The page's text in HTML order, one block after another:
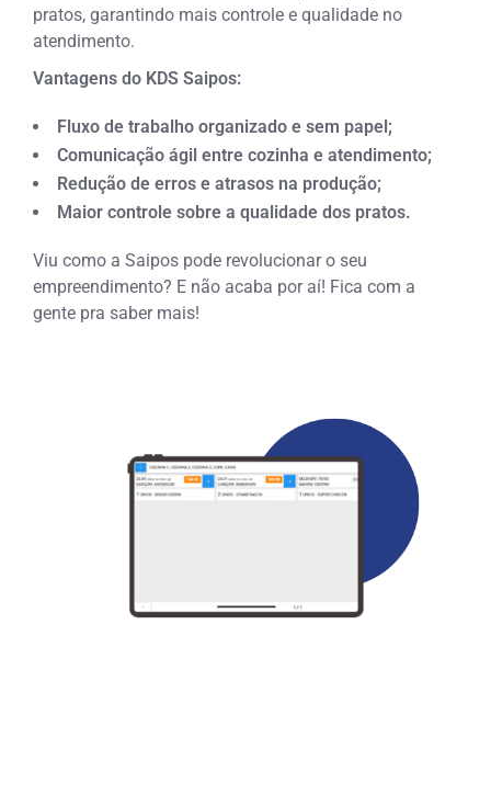
pratos, garantindo mais controle e qualidade no
atendimento.
Vantagens do KDS Saipos:
Fluxo de trabalho organizado e sem papel;
Comunicação ágil entre cozinha e atendimento;
Redução de erros e atrasos na produção;
Maior controle sobre a qualidade dos pratos.
Viu como a Saipos pode revolucionar o seu
empreendimento? E não acaba por aí! Fica com a
gente pra saber mais!